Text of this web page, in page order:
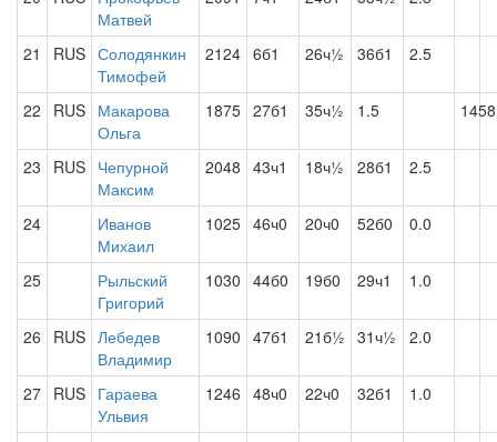
Матвей
21 RUS Солодянкин
Тимофей
2124 6б1 26ч½ 36б1 2.5
22 RUS Макарова
Ольга
1875 27б1 35ч½ 1.5 1458
23 RUS Чепурной
Максим
2048 43ч1 18ч½ 28б1 2.5
24
Иванов
Михаил
1025 46ч0 20ч0 52б0 0.0
25
Рыльский
Григорий
1030 44б0 19б0 29ч1 1.0
26 RUS Лебедев
Владимир
1090 47б1 21б½ 31ч½ 2.0
27 RUS Гараева
Ульвия
1246 48ч0 22ч0 32б1 1.0